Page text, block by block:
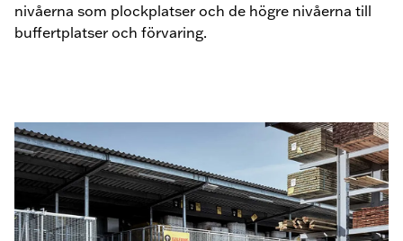
nivåerna som plockplatser och de högre nivåerna till
buffertplatser och förvaring.